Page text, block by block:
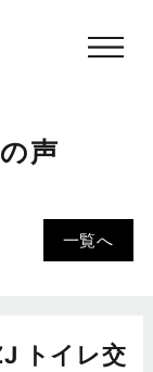
声
一覧へ
トイレ交